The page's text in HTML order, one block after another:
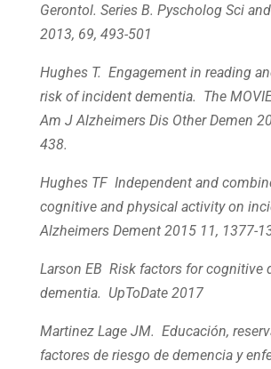
Gerontol. Series B. Pyscholog Sci
2013, 69, 493-501
Hughes T. Engagement in reading
risk of incident dementia. The
Am J Alzheimers Dis Other Demen
438.
Hughes TF Independent and
cognitive and physical activity on
Alzheimers Dement 2015 11, 1377-
Larson EB Risk factors for cognitive
dementia. UpToDate 2017
Martinez Lage JM. Educación,
factores de riesgo de demencia y